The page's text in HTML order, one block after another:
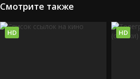
Смотрите также
HD HD